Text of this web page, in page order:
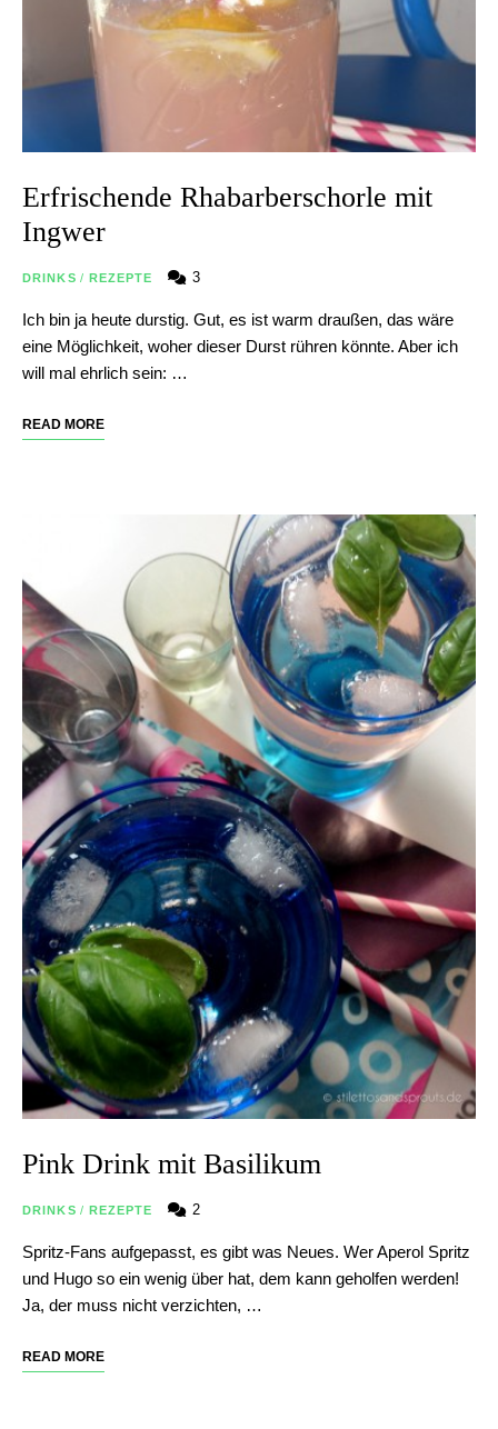
Erfrischende Rhabarberschorle mit
Ingwer
DRINKS / REZEPTE 3
Ich bin ja heute durstig. Gut, es ist warm draußen, das wäre
eine Möglichkeit, woher dieser Durst rühren könnte. Aber ich
will mal ehrlich sein: …
READ MORE
Pink Drink mit Basilikum
DRINKS / REZEPTE 2
Spritz-Fans aufgepasst, es gibt was Neues. Wer Aperol Spritz
und Hugo so ein wenig über hat, dem kann geholfen werden!
Ja, der muss nicht verzichten, …
READ MORE